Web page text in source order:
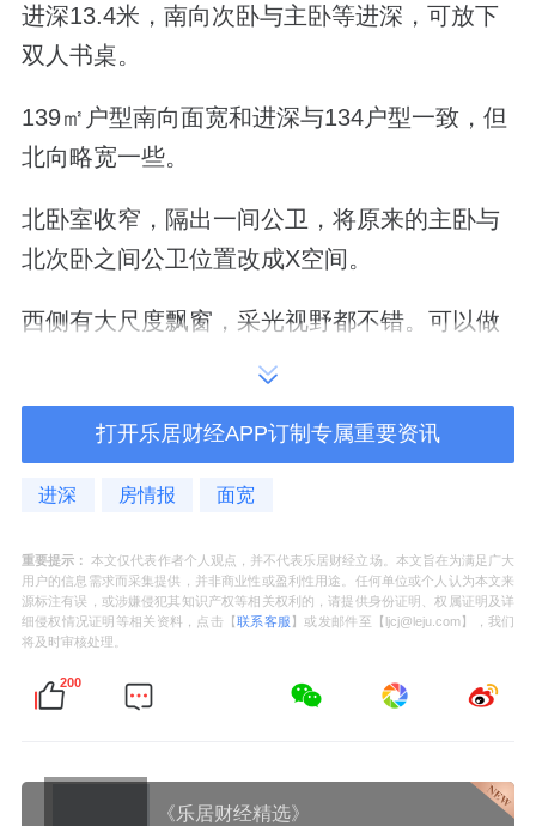
进深13.4米，南向次卧与主卧等进深，可放下
双人书桌。
139㎡户型南向面宽和进深与134户型一致，但
北向略宽一些。
北卧室收窄，隔出一间公卫，将原来的主卧与
北次卧之间公卫位置改成X空间。
西侧有大尺度飘窗，采光视野都不错。可以做
书房，也可以做一间小卧室，满足多成员家
庭。
南北两个卧室都有转角大飘窗，这个户型赠送
面积不小，性价比较高。
建面180以上户型预留非剪力墙；长辈房“小家
化”，多厅多场景，学习舱、景观舱、收纳舱。
置，建面180以上书房，LDK多点
位学习空间，
儿童房特意加大进深，摆下双人书桌和更多的
打开乐居财经APP订制专属重要资讯
进深 房情报 面宽
重要提示： 本文仅代表作者个人观点，并不代表乐居财经立场。本文旨在为满足广大
用户的信息需求而采集提供，并非商业性或盈利性用途。任何单位或个人认为本文来
源标注有误，或涉嫌侵犯其知识产权等相关权利的，请提供身份证明、权属证明及详
细侵权情况证明等相关资料，点击【联系客服 】或发邮件至【ljcj@leju.com】，我们
将及时审核处理。
200
《乐居财经精选》